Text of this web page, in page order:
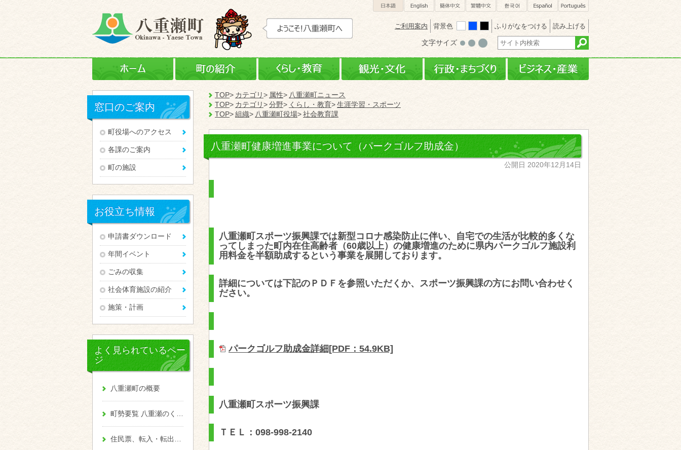
日本語 English 簡体中文 繁體中文 한국어 Español
ご利用案内 背景色 black
ふりがなをつける 読み上げる
文字サイズ
ホーム 町の紹介 くらし・教育 観光・文化 行政・まちづくり
TOP カテゴリ 属性
八重瀬町ニュース
TOP
カテゴリ 分野 くらし・教育
生涯学習・スポーツ
TOP
組織 八重瀬町役場 社会教育課
八重瀬町健康増進事業について（パークゴルフ助成金）
公開日 2020年12月14日
八重瀬町スポーツ振興課では新型コロナ感染防止に伴い、自宅での生活が比較的多くな
ってしまった町内在住高齢者（60歳以上）の健康増進のために県内パークゴルフ施設利
用料金を半額助成するという事業を展開しております。
詳細については下記のＰＤＦを参照いただくか、スポーツ振興課の方にお問い合わせく
ださい。
パークゴルフ助成金詳細[PDF：54.9KB]
八重瀬町スポーツ振興課
ＴＥＬ：098-998-2140
窓口のご案内
町役場へのアクセス
各課のご案内
町の施設
お役立ち情報
申請書ダウンロード
年間イベント
ごみの収集
社会体育施設の紹介
施策・計画
よく見られているペー
ジ
八重瀬町の概要
町勢要覧 八重瀬のくくる
住民票、転入・転出、戸籍